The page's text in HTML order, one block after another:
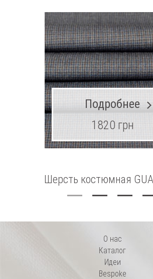
Шерсть костюмная
Подробнее
1820 грн
О нас
Каталог
Идеи
Bespoke